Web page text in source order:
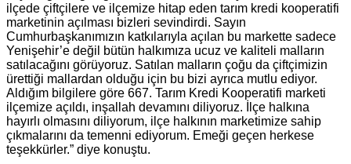
ilçede çiftçilere ve ilçemize hitap eden tarım kredi kooperatifi
marketinin açılması bizleri sevindirdi. Sayın
Cumhurbaşkanımızın katkılarıyla açılan bu markette sadece
Yenişehir’e değil bütün halkımıza ucuz ve kaliteli malların
satılacağını görüyoruz. Satılan malların çoğu da çiftçimizin
ürettiği mallardan olduğu için bu bizi ayrıca mutlu ediyor.
Aldığım bilgilere göre 667. Tarım Kredi Kooperatifi marketi
ilçemize açıldı, inşallah devamını diliyoruz. İlçe halkına
hayırlı olmasını diliyorum, ilçe halkının marketimize sahip
çıkmalarını da temenni ediyorum. Emeği geçen herkese
teşekkürler.” diye konuştu.